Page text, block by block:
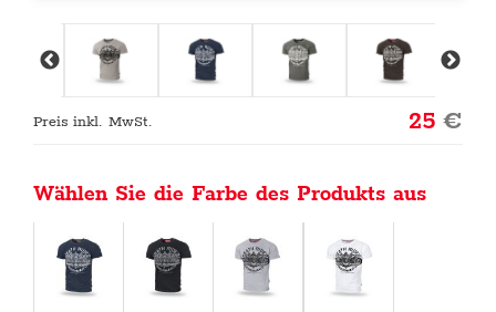
Preis inkl. MwSt. 25€
Wählen Sie die Farbe des Produkts aus